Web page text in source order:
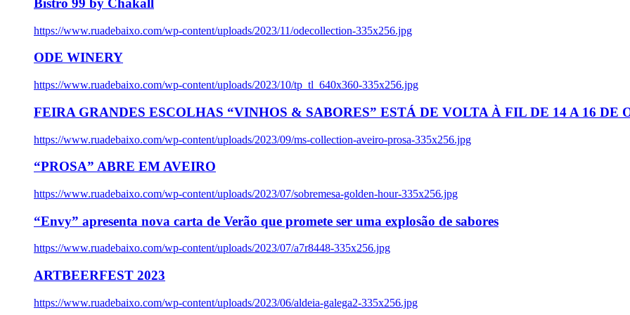
Bistro 99 by Chakall
https://www.ruadebaixo.com/wp-content/uploads/2023/11/odecollection-335x256.jpg
ODE WINERY
https://www.ruadebaixo.com/wp-content/uploads/2023/10/tp_tl_640x360-335x256.jpg
FEIRA GRANDES ESCOLHAS “VINHOS & SABORES” ESTÁ DE VOLTA À FIL DE 14 A 16 DE
https://www.ruadebaixo.com/wp-content/uploads/2023/09/ms-collection-aveiro-prosa-335x256.jpg
“PROSA” ABRE EM AVEIRO
https://www.ruadebaixo.com/wp-content/uploads/2023/07/sobremesa-golden-hour-335x256.jpg
“Envy” apresenta nova carta de Verão que promete ser uma explosão de sabores
https://www.ruadebaixo.com/wp-content/uploads/2023/07/a7r8448-335x256.jpg
ARTBEERFEST 2023
https://www.ruadebaixo.com/wp-content/uploads/2023/06/aldeia-galega2-335x256.jpg